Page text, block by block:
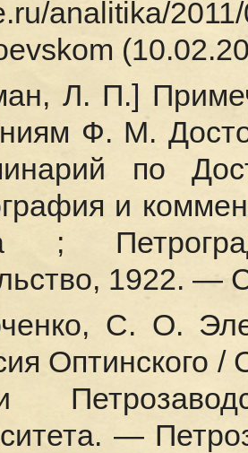
analitika/
Л. П.]
Ф. М.
по
и
;
1922. —
С. О.
Оптинского
—